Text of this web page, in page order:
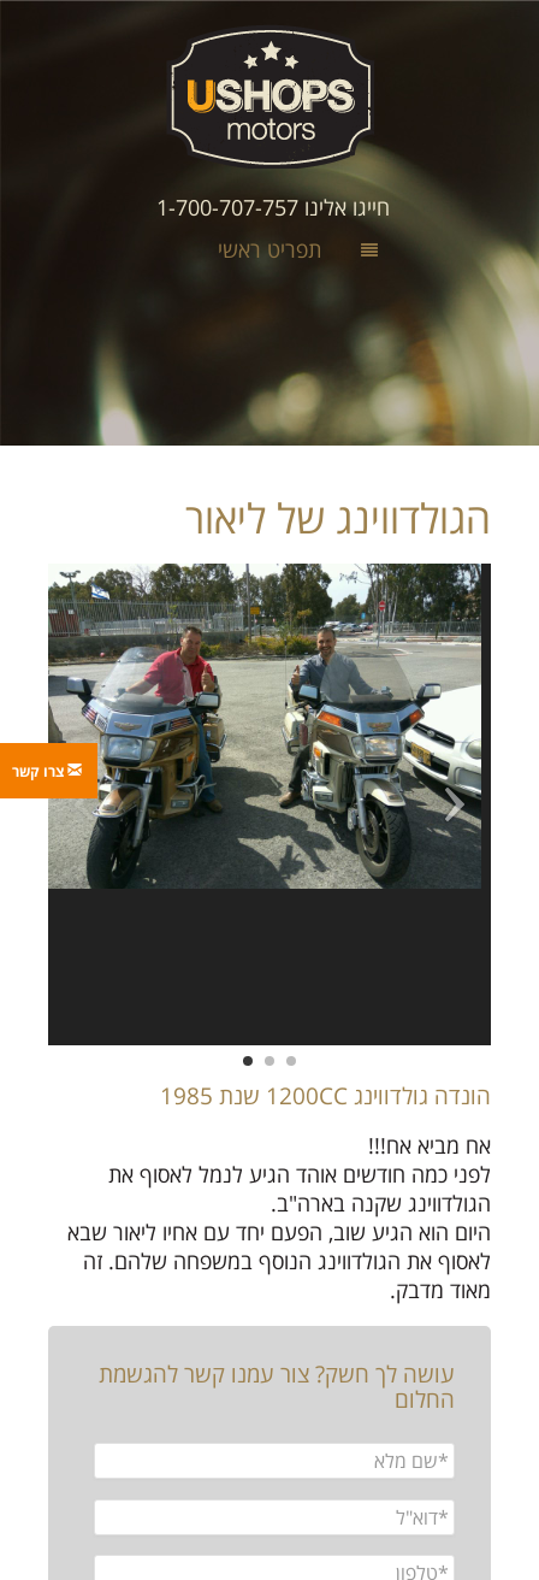
חייגו אלינו 1-700-707-757
תפריט ראשי
הגולדווינג של ליאור
הונדה גולדווינג 1200CC שנת 1985
אח מביא אח!!!
לפני כמה חודשים אוהד הגיע לנמל לאסוף את
הגולדווינג שקנה בארה"ב.
היום הוא הגיע שוב, הפעם יחד עם אחיו ליאור שבא
לאסוף את הגולדווינג הנוסף במשפחה שלהם. זה
מאוד מדבק.
עושה לך חשק? צור עמנו קשר להגשמת
החלום
צרו קשר